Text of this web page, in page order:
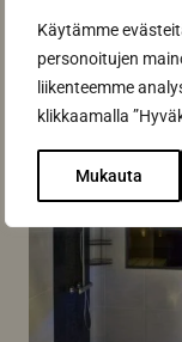
Käytämme
personoitujen
liikenteemme
klikkaamalla
Mukauta
bastupanel är
Read more